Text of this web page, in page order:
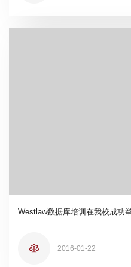
Westlaw数据库培训在我校成功
2016-01-22